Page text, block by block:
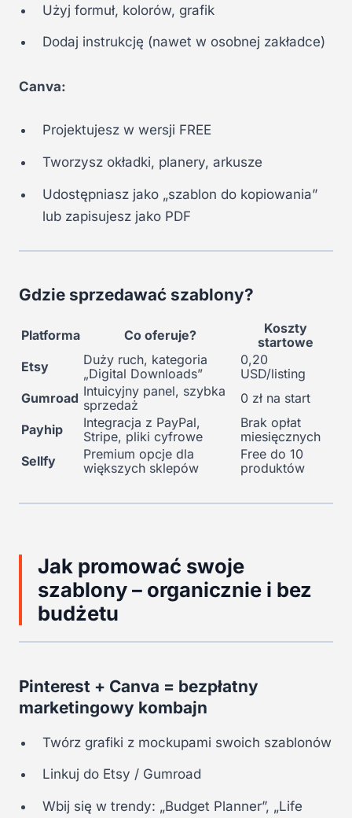
Użyj formuł, kolorów, grafik
Dodaj instrukcję (nawet w osobnej zakładce)
Canva:
Projektujesz w wersji FREE
Tworzysz okładki, planery, arkusze
Udostępniasz jako „szablon do kopiowania”
lub zapisujesz jako PDF
Gdzie sprzedawać szablony?
Platforma Co oferuje?
Koszty
startowe
Etsy
Duży ruch, kategoria
„Digital Downloads”
0,20
USD/listing
Gumroad Intuicyjny panel, szybka
sprzedaż
0 zł na start
Payhip
Integracja z PayPal,
Stripe, pliki cyfrowe
Brak opłat
miesięcznych
Sellfy
Premium opcje dla
większych sklepów
Free do 10
produktów
Jak promować swoje
szablony – organicznie i bez
budżetu
Pinterest + Canva = bezpłatny
marketingowy kombajn
Twórz grafiki z mockupami swoich szablonów
Linkuj do Etsy / Gumroad
Wbij się w trendy: „Budget Planner”, „Life